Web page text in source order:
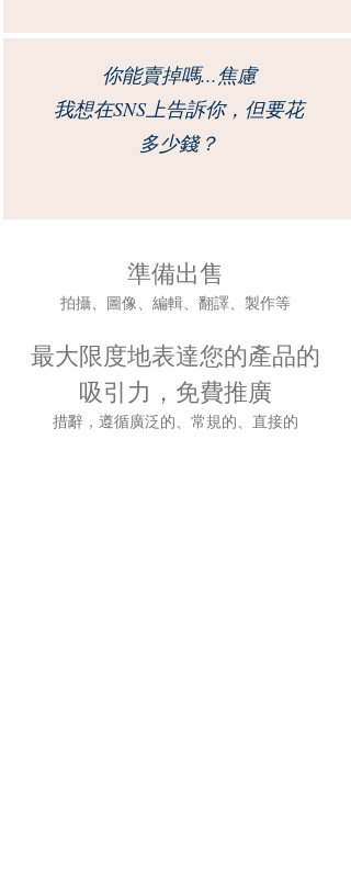
你能賣掉嗎...焦慮
我想在SNS上告訴你，但要花
多少錢？
準備出售
拍攝、圖像、編輯、翻譯、製作等
最大限度地表達您的產品的
吸引力，免費推廣
措辭，遵循廣泛的、常規的、直接的